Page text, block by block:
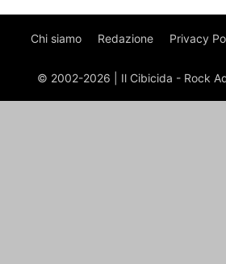
Chi siamo Redazione Privacy
© 2002-2026 | Il Cibicida - Rock